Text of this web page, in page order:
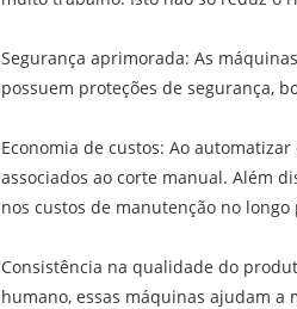
Segurança aprimorada: As
possuem proteções de segurança,
Economia de custos: Ao
associados ao corte manual. Além
nos custos de manutenção no longo
Consistência na qualidade do
humano, essas máquinas ajudam a